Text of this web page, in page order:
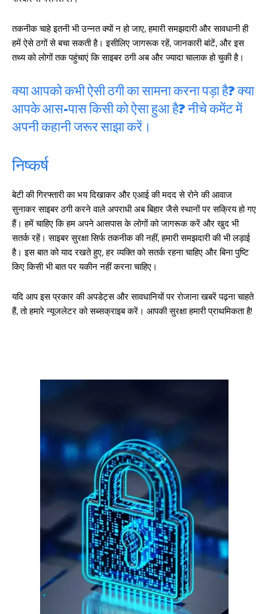
गुरुग्राम साइबर पुलिस ने बीते छह महीने में 18 बैंक कर्मचारियों को किया गिरफ्तार
इन लोगों ने लालच में आकर बैंक खाते खोलकर साइबर ठगों को उपलब्ध कराए
तकनीक चाहे इतनी भी उन्नत क्यों न हो जाए, हमारी समझदारी और सावधानी ही
हमें ऐसे ठगों से बचा सकती है। इसीलिए जागरूक रहें, जानकारी बांटें, और इस
तथ्य को लोगों तक पहुंचाएं कि साइबर ठगी अब और ज्यादा चालाक हो चुकी है।
क्या आपको कभी ऐसी ठगी का सामना करना पड़ा है? क्या
आपके आस-पास किसी को ऐसा हुआ है? नीचे कमेंट में
अपनी कहानी जरूर साझा करें।
निष्कर्ष
बेटी की गिरफ्तारी का भय दिखाकर और एआई की मदद से रोने की आवाज
सुनाकर साइबर ठगी करने वाले अपराधी अब बिहार जैसे स्थानों पर सक्रिय हो गए
हैं। हमें चाहिए कि हम अपने आसपास के लोगों को जागरूक करें और खुद भी
सतर्क रहें। साइबर सुरक्षा सिर्फ तकनीक की नहीं, हमारी समझदारी की भी लड़ाई
है। इस बात को याद रखते हुए, हर व्यक्ति को सतर्क रहना चाहिए और बिना पुष्टि
किए किसी भी बात पर यकीन नहीं करना चाहिए।
यदि आप इस प्रकार की अपडेट्स और सावधानियों पर रोजाना खबरें पढ़ना चाहते
हैं, तो हमारे न्यूजलेटर को सब्सक्राइब करें। आपकी सुरक्षा हमारी प्राथमिकता है!